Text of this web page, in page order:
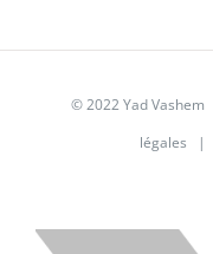
© 2022 Yad
légales |
X